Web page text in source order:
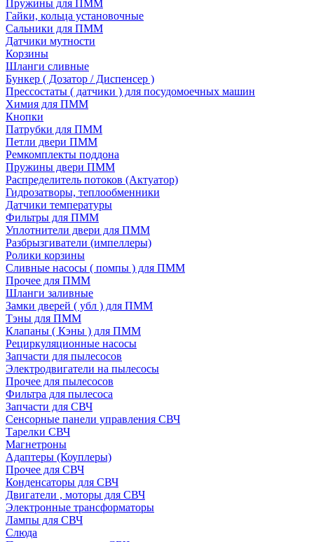
Пружины для ПММ
Гайки, кольца установочные
Сальники для ПММ
Датчики мутности
Корзины
Шланги сливные
Бункер ( Дозатор / Диспенсер )
Прессостаты ( датчики ) для посудомоечных машин
Химия для ПММ
Кнопки
Патрубки для ПММ
Петли двери ПММ
Ремкомплекты поддона
Пружины двери ПММ
Распределитель потоков (Актуатор)
Гидрозатворы, теплообменники
Датчики температуры
Фильтры для ПММ
Уплотнители двери для ПММ
Разбрызгиватели (импеллеры)
Ролики корзины
Сливные насосы ( помпы ) для ПММ
Прочее для ПММ
Шланги заливные
Замки дверей ( убл ) для ПММ
Тэны для ПММ
Клапаны ( Кэны ) для ПММ
Рециркуляционные насосы
Запчасти для пылесосов
Электродвигатели на пылесосы
Прочее для пылесосов
Фильтра для пылесоса
Запчасти для СВЧ
Сенсорные панели управления СВЧ
Тарелки СВЧ
Магнетроны
Адаптеры (Коуплеры)
Прочее для СВЧ
Конденсаторы для СВЧ
Двигатели , моторы для СВЧ
Электронные трансформаторы
Лампы для СВЧ
Слюда